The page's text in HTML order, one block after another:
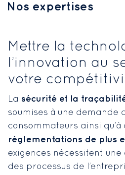
Nos expertises
Mettre la
l’innovation au
votre
La sécurité et la
soumises à une demande
consommateurs ainsi qu’à
réglementations de plus
exigences nécessitent
des processus de